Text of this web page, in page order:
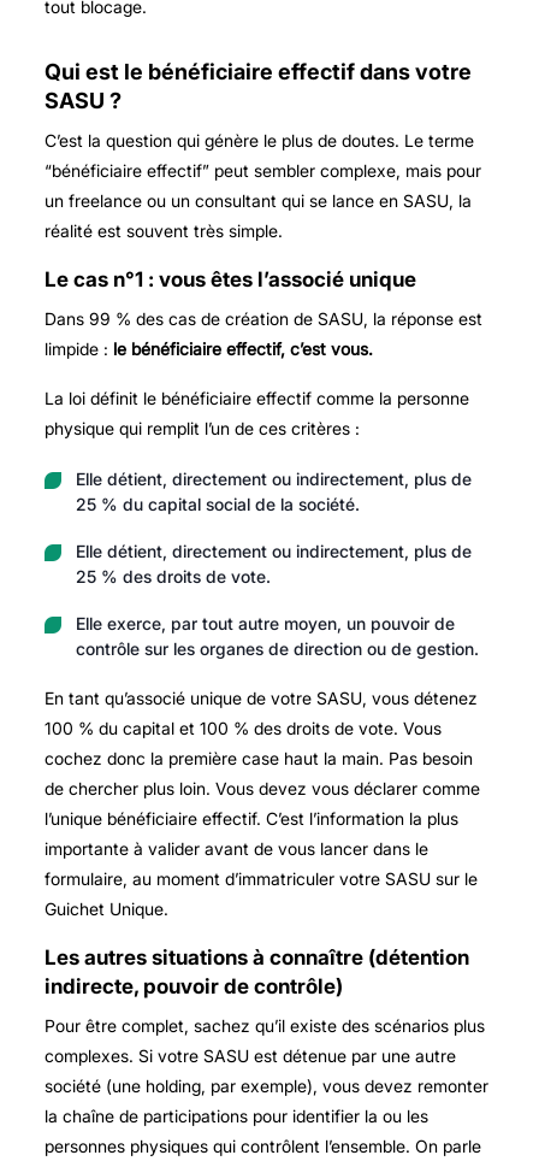
tout blocage.
Qui est le bénéficiaire effectif dans votre
SASU ?
C’est la question qui génère le plus de doutes. Le terme
“bénéficiaire effectif” peut sembler complexe, mais pour
un freelance ou un consultant qui se lance en SASU, la
réalité est souvent très simple.
Le cas n°1 : vous êtes l’associé unique
Dans 99 % des cas de création de SASU, la réponse est
limpide : le bénéficiaire effectif, c’est vous.
La loi définit le bénéficiaire effectif comme la personne
physique qui remplit l’un de ces critères :
Elle détient, directement ou indirectement, plus de
25 % du capital social de la société.
Elle détient, directement ou indirectement, plus de
25 % des droits de vote.
Elle exerce, par tout autre moyen, un pouvoir de
contrôle sur les organes de direction ou de gestion.
En tant qu’associé unique de votre SASU, vous détenez
100 % du capital et 100 % des droits de vote. Vous
cochez donc la première case haut la main. Pas besoin
de chercher plus loin. Vous devez vous déclarer comme
l’unique bénéficiaire effectif. C’est l’information la plus
importante à valider avant de vous lancer dans le
formulaire, au moment d’immatriculer votre SASU sur le
Guichet Unique.
Les autres situations à connaître (détention
indirecte, pouvoir de contrôle)
Pour être complet, sachez qu’il existe des scénarios plus
complexes. Si votre SASU est détenue par une autre
société (une holding, par exemple), vous devez remonter
la chaîne de participations pour identifier la ou les
personnes physiques qui contrôlent l’ensemble. On parle